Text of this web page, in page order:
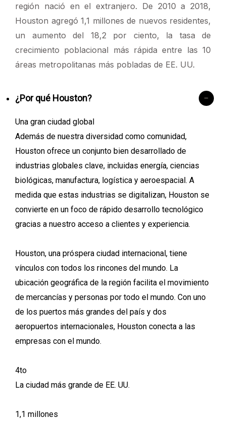
región nació en el extranjero. De 2010 a 2018,
Houston agregó 1,1 millones de nuevos residentes,
un aumento del 18,2 por ciento, la tasa de
crecimiento poblacional más rápida entre las 10
áreas metropolitanas más pobladas de EE. UU.
¿Por qué Houston?
Una gran ciudad global
Además de nuestra diversidad como comunidad,
Houston ofrece un conjunto bien desarrollado de
industrias globales clave, incluidas energía, ciencias
biológicas, manufactura, logística y aeroespacial. A
medida que estas industrias se digitalizan, Houston se
convierte en un foco de rápido desarrollo tecnológico
gracias a nuestro acceso a clientes y experiencia.
Houston, una próspera ciudad internacional, tiene
vínculos con todos los rincones del mundo. La
ubicación geográfica de la región facilita el movimiento
de mercancías y personas por todo el mundo. Con uno
de los puertos más grandes del país y dos
aeropuertos internacionales, Houston conecta a las
empresas con el mundo.
4to
La ciudad más grande de EE. UU.
1,1 millones